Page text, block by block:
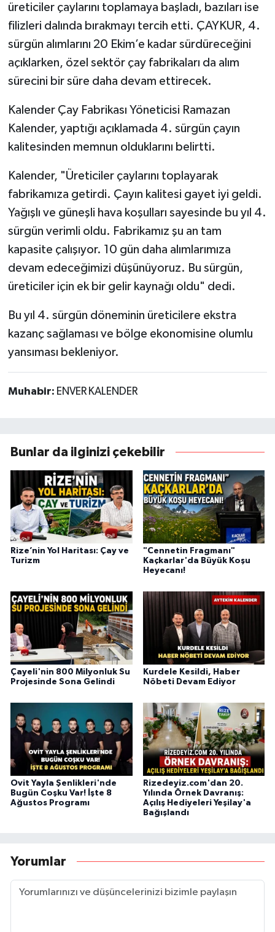
üreticiler çaylarını toplamaya başladı, bazıları ise
filizleri dalında bırakmayı tercih etti. ÇAYKUR, 4.
sürgün alımlarını 20 Ekim’e kadar sürdüreceğini
açıklarken, özel sektör çay fabrikaları da alım
sürecini bir süre daha devam ettirecek.
Kalender Çay Fabrikası Yöneticisi Ramazan
Kalender, yaptığı açıklamada 4. sürgün çayın
kalitesinden memnun olduklarını belirtti.
Kalender, "Üreticiler çaylarını toplayarak
fabrikamıza getirdi. Çayın kalitesi gayet iyi geldi.
Yağışlı ve güneşli hava koşulları sayesinde bu yıl 4.
sürgün verimli oldu. Fabrikamız şu an tam
kapasite çalışıyor. 10 gün daha alımlarımıza
devam edeceğimizi düşünüyoruz. Bu sürgün,
üreticiler için ek bir gelir kaynağı oldu" dedi.
Bu yıl 4. sürgün döneminin üreticilere ekstra
kazanç sağlaması ve bölge ekonomisine olumlu
yansıması bekleniyor.
Muhabir: ENVER KALENDER
Bunlar da ilginizi çekebilir
Rize’nin Yol Haritası: Çay ve
Turizm
"Cennetin Fragmanı"
Kaçkarlar'da Büyük Koşu
Heyecanı!
Çayeli'nin 800 Milyonluk Su
Projesinde Sona Gelindi
Kurdele Kesildi, Haber
Nöbeti Devam Ediyor
Ovit Yayla Şenlikleri'nde
Bugün Coşku Var! İşte 8
Ağustos Programı
Rizedeyiz.com'dan 20.
Yılında Örnek Davranış:
Açılış Hediyeleri Yeşilay'a
Bağışlandı
Yorumlar